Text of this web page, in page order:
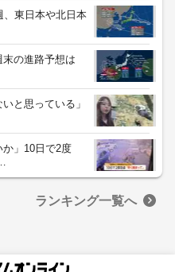
、東日本や北日本
末の進路予想は
と思っている」
か」10日で2度
ランキング一覧へ